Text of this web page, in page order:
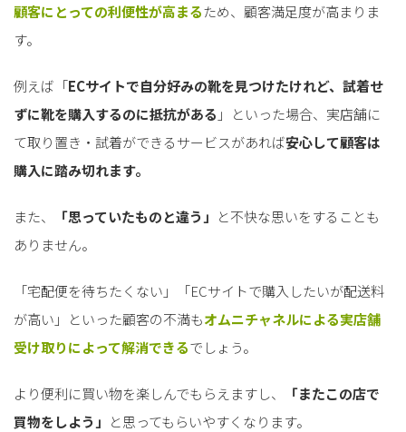
顧客にとっての利便性が高まるため、顧客満足度が高まりま
す。
例えば「ECサイトで自分好みの靴を見つけたけれど、試着せ
ずに靴を購入するのに抵抗がある 」といった場合、実店舗に
て取り置き・試着ができるサービスがあれば安心して顧客は
購入に踏み切れます。
また、 「思っていたものと違う」 と不快な思いをすることも
ありません。
「宅配便を待ちたくない」「ECサイトで購入したいが配送料
が高い」といった顧客の不満もオムニチャネルによる実店舗
受け取りによって解消できるでしょう。
より便利に買い物を楽しんでもらえますし、
「またこの店で
買物をしよう」 と思ってもらいやすくなります。